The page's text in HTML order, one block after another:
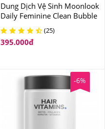
Dung Dịch Vệ Sinh Moonlook
Daily Feminine Clean Bubble
Hàn Quốc
(25)
395.000đ
-6%